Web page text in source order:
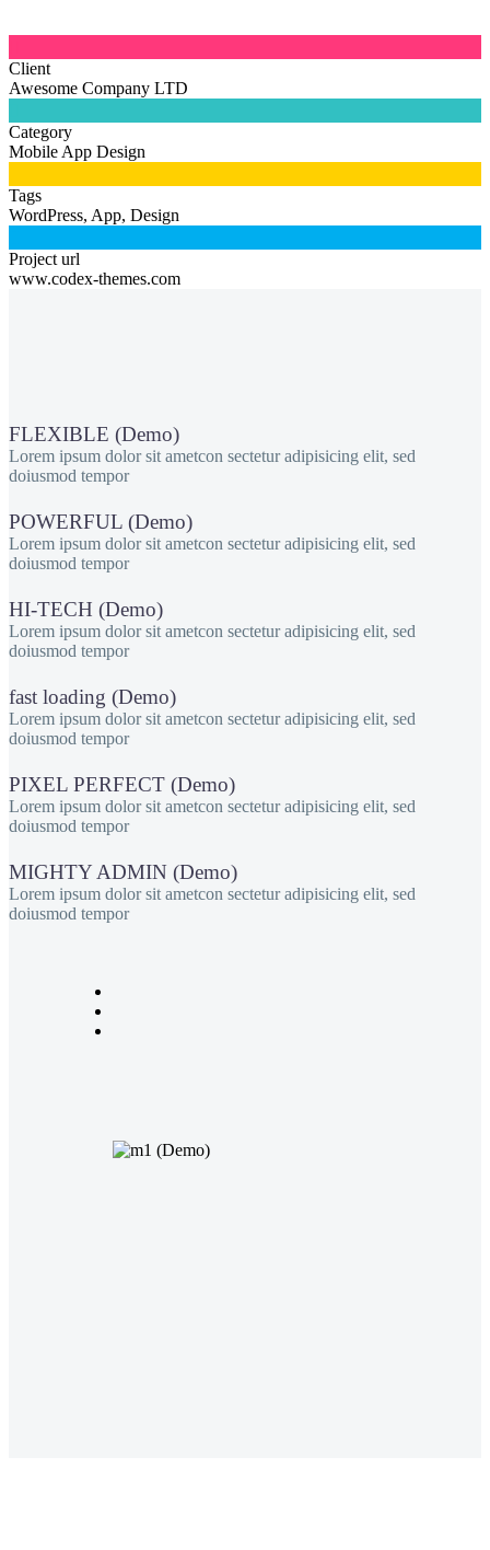
Client
Awesome Company LTD
Category
Mobile App Design
Tags
WordPress, App, Design
Project url
www.codex-themes.com
FLEXIBLE (Demo)
Lorem ipsum dolor sit ametcon sectetur adipisicing elit, sed
doiusmod tempor
POWERFUL (Demo)
Lorem ipsum dolor sit ametcon sectetur adipisicing elit, sed
doiusmod tempor
HI-TECH (Demo)
Lorem ipsum dolor sit ametcon sectetur adipisicing elit, sed
doiusmod tempor
fast loading (Demo)
Lorem ipsum dolor sit ametcon sectetur adipisicing elit, sed
doiusmod tempor
PIXEL PERFECT (Demo)
Lorem ipsum dolor sit ametcon sectetur adipisicing elit, sed
doiusmod tempor
MIGHTY ADMIN (Demo)
Lorem ipsum dolor sit ametcon sectetur adipisicing elit, sed
doiusmod tempor